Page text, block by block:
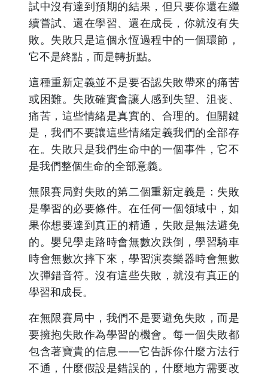
試中沒有達到預期的結果，但只要你還在繼
續嘗試、還在學習、還在成長，你就沒有失
敗。失敗只是這個永恆過程中的一個環節，
它不是終點，而是轉折點。
這種重新定義並不是要否認失敗帶來的痛苦
或困難。失敗確實會讓人感到失望、沮丧、
痛苦，這些情緒是真實的、合理的。但關鍵
是，我們不要讓這些情緒定義我們的全部存
在。失敗只是我們生命中的一個事件，它不
是我們整個生命的全部意義。
無限賽局對失敗的第二個重新定義是：失敗
是學習的必要條件。在任何一個領域中，如
果你想要達到真正的精通，失敗是無法避免
的。嬰兒學走路時會無數次跌倒，學習騎車
時會無數次摔下來，學習演奏樂器時會無數
次彈錯音符。沒有這些失敗，就沒有真正的
學習和成長。
在無限賽局中，我們不是要避免失敗，而是
要擁抱失敗作為學習的機會。每一個失敗都
包含著寶貴的信息——它告訴你什麼方法行
不通，什麼假設是錯誤的，什麼地方需要改